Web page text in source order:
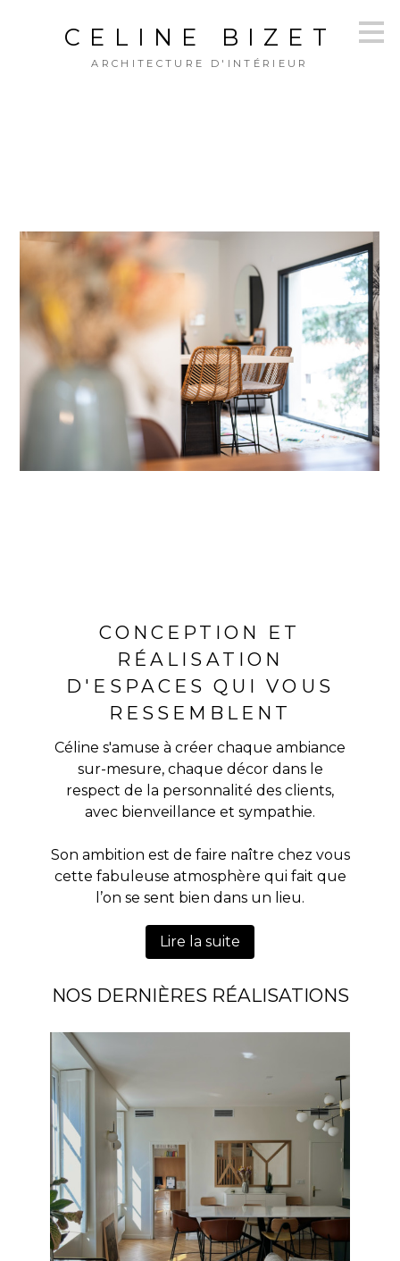
CELINE BIZET
ARCHITECTURE D'INTÉRIEUR
CONCEPTION ET
RÉALISATION
D'ESPACES QUI VOUS
RESSEMBLENT
Céline s'amuse à créer chaque ambiance
sur-mesure, chaque décor dans le
respect de la personnalité des clients,
avec bienveillance et sympathie.
Son ambition est de faire naître chez vous
cette fabuleuse atmosphère qui fait que
l’on se sent bien dans un lieu.
Lire la suite
NOS DERNIÈRES RÉALISATIONS